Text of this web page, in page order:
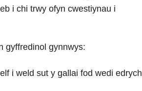
i chi trwy ofyn cwestiynau i
gyffredinol gynnwys:
i weld sut y gallai fod wedi edrych